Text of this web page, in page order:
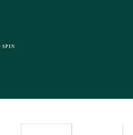
SPIN